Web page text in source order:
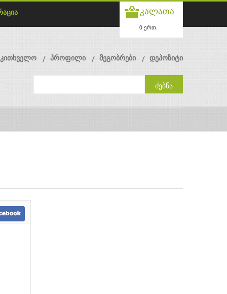
კალათა
0 ერთ.
პროფილი მეგობრები დეპოზიტი